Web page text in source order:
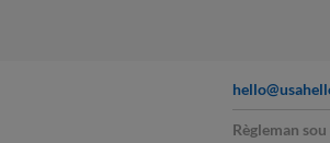
Règleman